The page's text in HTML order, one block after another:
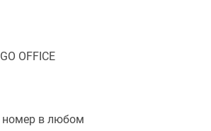
OFFICE
номер в любом
покупателя